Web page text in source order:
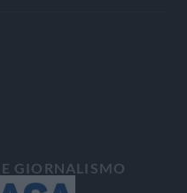
GIORNALISMO